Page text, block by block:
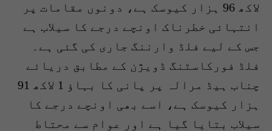
لاکھ 96 ہزار کیوسک ہے، دونوں مقامات پر
انتہائی خطرناک اونچے درجے کا سیلاب ہے
جس کے لیے فلڈ وارننگ جاری کی گئی ہے۔
فلڈ فورکاسٹنگ ڈویژن کے مطابق دریائے
چناب ہیڈ مرالہ پر پانی کا بہاؤ 1 لاکھ 91
ہزار کیوسک ہے، اسے بھی اونچے درجے کا
سیلاب بتایا گیا ہے اور عوام سے محتاط